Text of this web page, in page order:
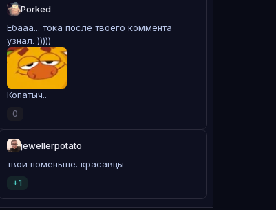
Porked
Ебааа... тока после твоего коммента
узнал. )))))
Копатыч..
0
jewellerpotato
твои поменьше. красавцы
+1